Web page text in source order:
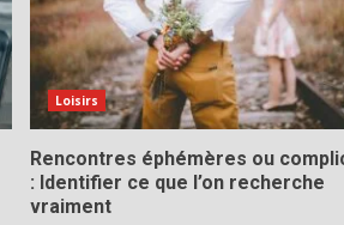
Loisirs
Rencontres éphémères ou
: Identifier ce que l’on recherche
vraiment